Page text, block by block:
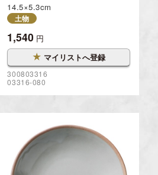
14.5×5.3cm
土物
1,540 円
★ マイリストへ登録
300803316
03316-080